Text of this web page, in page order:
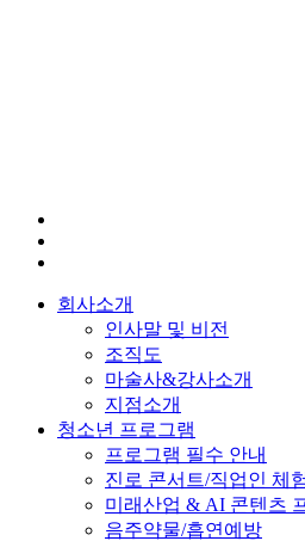
회사소개
인사말 및 비전
조직도
마술사&강사소개
지점소개
청소년 프로그램
프로그램 필수 안내
진로 콘서트/직업인 체
미래산업 & AI 콘텐츠
음주약물/흡연예방